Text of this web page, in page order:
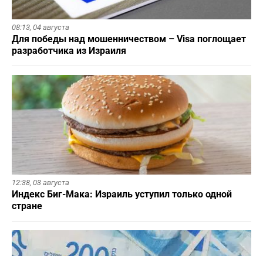
08:13, 04 августа
Для победы над мошенничеством – Visa поглощает
разработчика из Израиля
12:38, 03 августа
Индекс Биг-Мака: Израиль уступил только одной
стране